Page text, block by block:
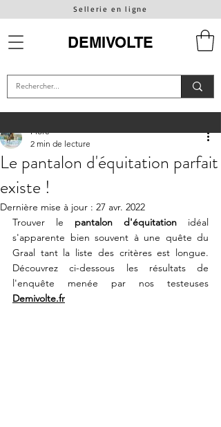
Sellerie en ligne
DEMIVOLTE
Le pantalon d'équitation parfait
existe !
Flore
2 min de lecture
Dernière mise à jour : 27 avr. 2022
Trouver le pantalon d'équitation idéal
s'apparente bien souvent à une quête du
Graal tant la liste des critères est longue.
Découvrez ci-dessous les résultats de
Demivolte.fr